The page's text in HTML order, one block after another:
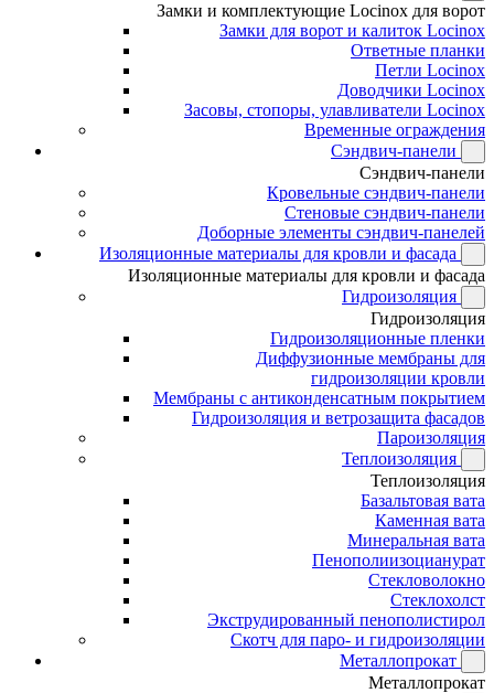
Замки и комплектующие Locinox для ворот
Замки для ворот и калиток Locinox
Ответные планки
Петли Locinox
Доводчики Locinox
Засовы, стопоры, улавливатели Locinox
Временные ограждения
Сэндвич-панели
Сэндвич-панели
Кровельные сэндвич-панели
Стеновые сэндвич-панели
Доборные элементы сэндвич-панелей
Изоляционные материалы для кровли и фасада
Изоляционные материалы для кровли и фасада
Гидроизоляция
Гидроизоляция
Гидроизоляционные пленки
Диффузионные мембраны для
гидроизоляции кровли
Мембраны с антиконденсатным покрытием
Гидроизоляция и ветрозащита фасадов
Пароизоляция
Теплоизоляция
Теплоизоляция
Базальтовая вата
Каменная вата
Минеральная вата
Пенополиизоцианурат
Стекловолокно
Стеклохолст
Экструдированный пенополистирол
Скотч для паро- и гидроизоляции
Металлопрокат
Металлопрокат